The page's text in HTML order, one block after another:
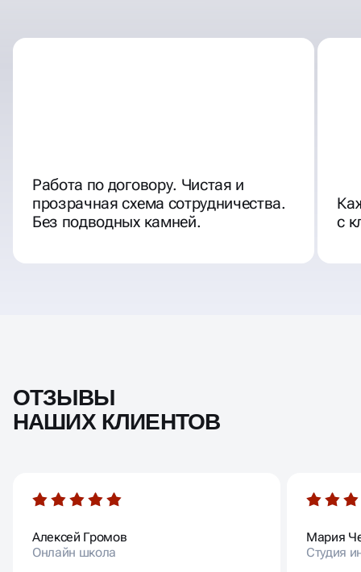
Работа по договору. Чистая и
прозрачная схема сотрудничества.
Без подводных камней.
с
ОТЗЫВЫ
НАШИХ КЛИЕНТОВ
Алексей Громов
Онлайн школа
Мария
Студия